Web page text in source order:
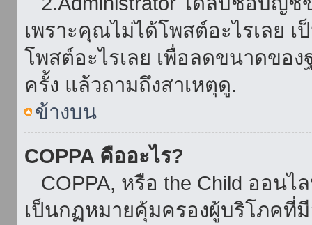
เพราะคุณไม่ได้โพสต์อะไรเลย
โพสต์อะไรเลย เพื่อลดขนาดขอ
ครั้ง แล้วถามถึงสาเหตุดู.
ข้างบน
COPPA คืออะไร?
COPPA, หรือ the Child ออนไ
เป็นกฏหมายคุ้มครองผู้บริโภคที่